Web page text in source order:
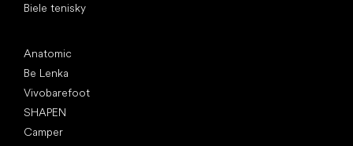
Biele tenisky
Anatomic
Be Lenka
Vivobarefoot
SHAPEN
Camper